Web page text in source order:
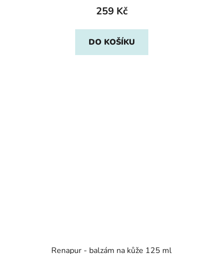
259 Kč
DO KOŠÍKU
Renapur - balzám na kůže 125 ml